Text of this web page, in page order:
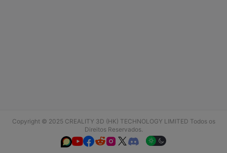
Copyright © 2025 CREALITY 3D (HK) TECHNOLOGY LIMITED Todos os
Direitos Reservados.
  